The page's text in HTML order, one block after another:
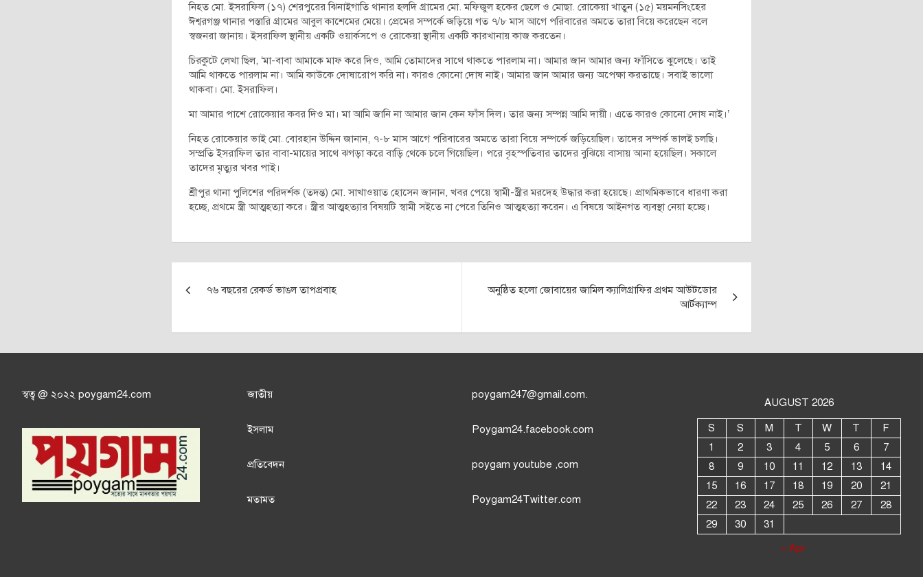
নিহত মো. ইসরাফিল (১৭) শেরপুরের ঝিনাইগাতি থানার হলদি গ্রামের মো. মফিজুল হকের ছেলে ও মোছা. রোকেয়া খাতুন (১৫) ময়মনসিংহের
ঈশ্বরগঞ্জ থানার পস্তারি গ্রামের আবুল কাশেমের মেয়ে। প্রেমের সম্পর্কে জড়িয়ে গত ৭/৮ মাস আগে পরিবারের অমতে তারা বিয়ে করেছেন বলে
স্বজনরা জানায়। ইসরাফিল স্থানীয় একটি ওয়ার্কসপে ও রোকেয়া স্থানীয় একটি কারখানায় কাজ করতেন।
চিরকুটে লেখা ছিল, ‘মা-বাবা আমাকে মাফ করে দিও, আমি তোমাদের সাথে থাকতে পারলাম না। আমার জান আমার জন্য ফাঁসিতে ঝুলেছে। তাই
আমি থাকতে পারলাম না। আমি কাউকে দোষারোপ করি না। কারও কোনো দোষ নাই। আমার জান আমার জন্য অপেক্ষা করতাছে। সবাই ভালো
থাকবা। মো. ইসরাফিল।
মা আমার পাশে রোকেয়ার কবর দিও মা। মা আমি জানি না আমার জান কেন ফাঁস দিল। তার জন্য সম্পন্ন আমি দায়ী। এতে কারও কোনো দোষ নাই।’
নিহত রোকেয়ার ভাই মো. বোরহান উদ্দিন জানান, ৭-৮ মাস আগে পরিবারের অমতে তারা বিয়ে সম্পর্কে জড়িয়েছিল। তাদের সম্পর্ক ভালই চলছি।
সম্প্রতি ইসরাফিল তার বাবা-মায়ের সাথে ঝগড়া করে বাড়ি থেকে চলে গিয়েছিল। পরে বৃহস্পতিবার তাদের বুঝিয়ে বাসায় আনা হয়েছিল। সকালে
তাদের মৃত্যুর খবর পাই।
শ্রীপুর থানা পুলিশের পরিদর্শক (তদন্ত) মো. সাখাওয়াত হোসেন জানান, খবর পেয়ে স্বামী-স্ত্রীর মরদেহ উদ্ধার করা হয়েছে। প্রাথমিকভাবে ধারণা করা
হচ্ছে, প্রথমে স্ত্রী আত্মহত্যা করে। স্ত্রীর আত্মহত্যার বিষয়টি স্বামী সইতে না পেরে তিনিও আত্মহত্যা করেন। এ বিষয়ে আইনগত ব্যবস্থা নেয়া হচ্ছে।
navigation
৭৬ বছরের রেকর্ড ভাঙল তাপপ্রবাহ
অনুষ্ঠিত হলো জোবায়ের জামিল ক্যালিগ্রাফির প্রথম আউটডোর
আর্টক্যাম্প
স্বত্ব @ ২০২২ poygam24.com জাতীয়
ইসলাম
প্রতিবেদন
মতামত
poygam247@gmail.com.
Poygam24.facebook.com
poygam youtube ,com
Poygam24Twitter.com
AUGUST 2026
S S M T W T
F
1
2 3 4 5 6
7
8
9 10 11 12 13
14
15
16 17 18 19 20
21
22
23 24 25 26 27
28
29
30
31
« Apr